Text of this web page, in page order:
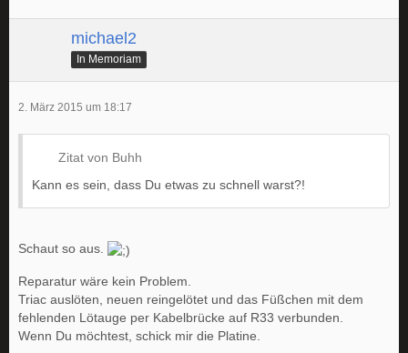
michael2
In Memoriam
2. März 2015 um 18:17
Zitat von Buhh
Kann es sein, dass Du etwas zu schnell warst?!
Schaut so aus.
Reparatur wäre kein Problem.
Triac auslöten, neuen reingelötet und das Füßchen mit dem
fehlenden Lötauge per Kabelbrücke auf R33 verbunden.
Wenn Du möchtest, schick mir die Platine.